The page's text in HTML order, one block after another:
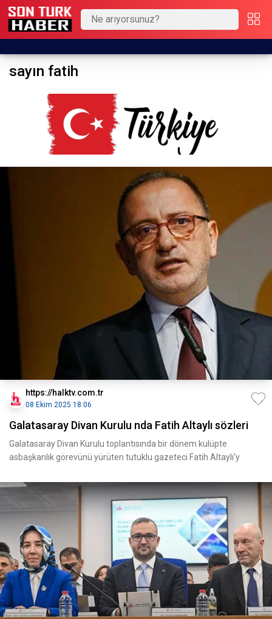
sayın fatih
https://halktv.com.tr
08 Ekim 2025 18:06
Galatasaray Divan Kurulu nda Fatih Altaylı sözleri
Galatasaray Divan Kurulu toplantısında bir dönem kulüpte
asbaşkanlık görevünü yürüten tutuklu gazeteci Fatih Altaylı'y